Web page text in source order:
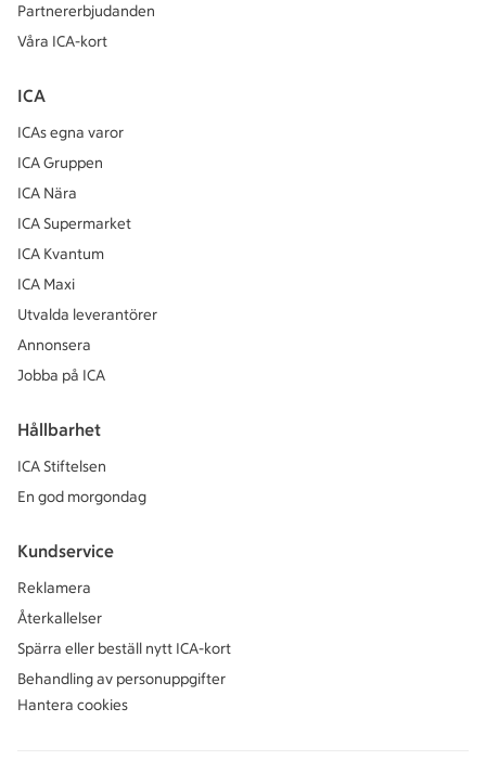
Partnererbjudanden
Våra ICA-kort
ICA
ICAs egna varor
ICA Gruppen
ICA Nära
ICA Supermarket
ICA Kvantum
ICA Maxi
Utvalda leverantörer
Annonsera
Jobba på ICA
Hållbarhet
ICA Stiftelsen
En god morgondag
Kundservice
Reklamera
Återkallelser
Spärra eller beställ nytt ICA-kort
Behandling av personuppgifter
Hantera cookies